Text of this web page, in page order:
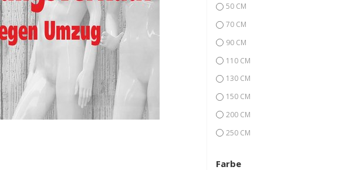
50 CM
70 CM
90 CM
110 CM
130 CM
150 CM
200 CM
250 CM
Farbe